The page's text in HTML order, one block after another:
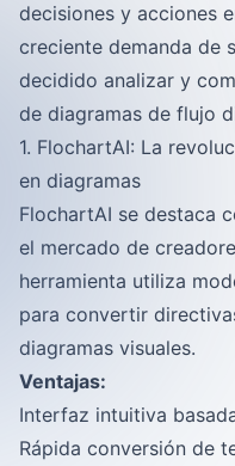
decisiones y acciones
creciente demanda de
decidido analizar y
de diagramas de flujo
1. FlochartAI: La
en diagramas
FlochartAI se destaca
el mercado de
herramienta utiliza
para convertir
diagramas visuales.
Ventajas:
Interfaz intuitiva
Rápida conversión de